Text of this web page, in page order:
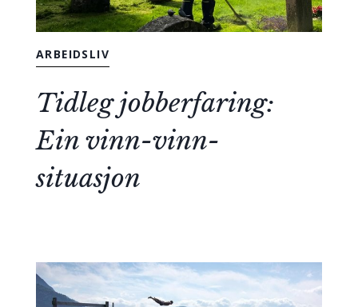
ARBEIDSLIV
Tidleg jobberfaring:
Ein vinn-vinn-
situasjon